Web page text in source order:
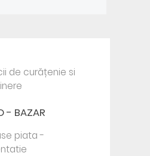
de curățenie si
- BAZAR
piata -